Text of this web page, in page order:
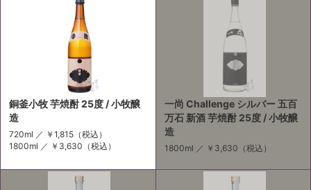
銅釜小牧 芋焼酎 25度 / 小牧醸
造
720ml ／ ￥1,815 （税込）
1800ml ／ ￥3,630 （税込）
一尚 Challenge シルバー 五百
万石 新酒 芋焼酎 25度 / 小牧醸
造
1800ml ／ ￥3,630 （税込）